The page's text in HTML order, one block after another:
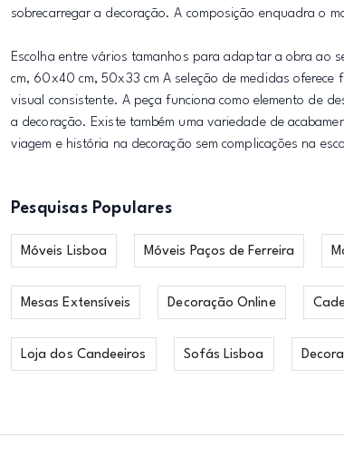
sobrecarregar a decoração. A composição enquadra o
Escolha entre vários tamanhos para adaptar a obra ao
cm, 60x40 cm, 50x33 cm A seleção de medidas
visual consistente. A peça funciona como elemento de
a decoração. Existe também uma variedade de
viagem e história na decoração sem complicações na
Pesquisas Populares
Móveis Lisboa Móveis Paços de Ferreira
Mesas Extensíveis Decoração Online
Loja dos Candeeiros Sofás Lisboa